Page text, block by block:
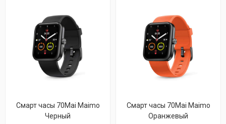
Смарт часы 70Mai Maimo
Черный
Смарт часы 70Mai Maimo
Оранжевый